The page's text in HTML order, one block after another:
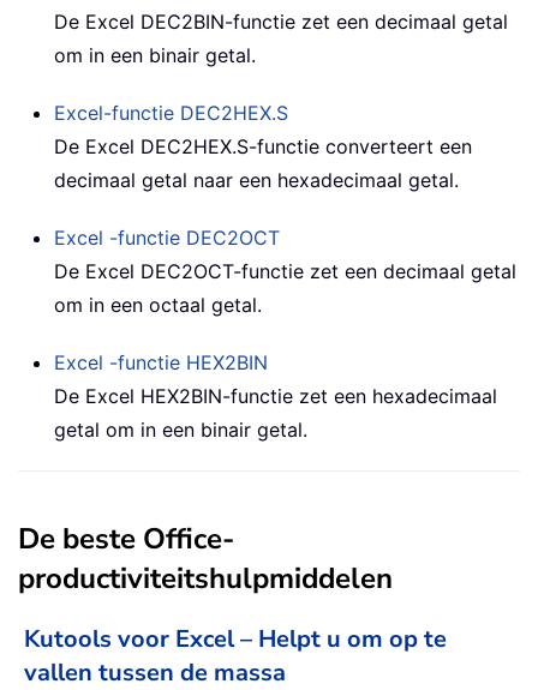
De Excel DEC2BIN-functie zet een decimaal getal
om in een binair getal.
Excel-functie DEC2HEX.S
De Excel DEC2HEX.S-functie converteert een
decimaal getal naar een hexadecimaal getal.
Excel -functie DEC2OCT
De Excel DEC2OCT-functie zet een decimaal getal
om in een octaal getal.
Excel -functie HEX2BIN
De Excel HEX2BIN-functie zet een hexadecimaal
getal om in een binair getal.
De beste Office-
productiviteitshulpmiddelen
Kutools voor Excel – Helpt u om op te
vallen tussen de massa